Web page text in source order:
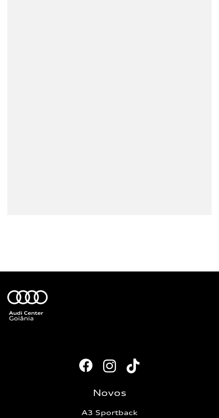
Novos
A3 Sportback